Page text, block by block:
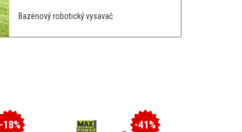
Bazénový robotický vysavač
-18% -41%